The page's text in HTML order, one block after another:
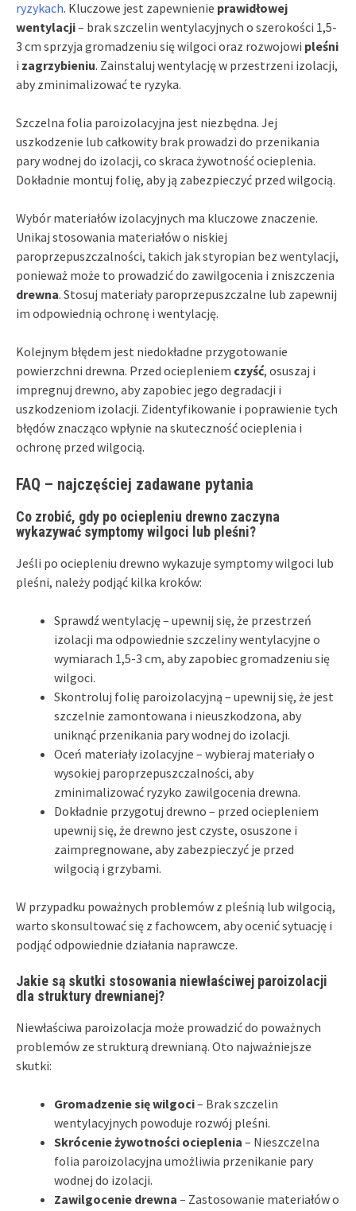
ryzykach. Kluczowe jest zapewnienie prawidłowej
wentylacji– brak szczelin wentylacyjnych o szerokości 1,5-
3 cm sprzyja gromadzeniu się wilgoci oraz rozwojowi pleśni
i zagrzybieniu. Zainstaluj wentylację w przestrzeni izolacji,
aby zminimalizować te ryzyka.
Szczelna folia paroizolacyjna jest niezbędna. Jej
uszkodzenie lub całkowity brak prowadzi do przenikania
pary wodnej do izolacji, co skraca żywotność ocieplenia.
Dokładnie montuj folię, aby ją zabezpieczyć przed wilgocią.
Wybór materiałów izolacyjnych ma kluczowe znaczenie.
Unikaj stosowania materiałów o niskiej
paroprzepuszczalności, takich jak styropian bez wentylacji,
ponieważ może to prowadzić do zawilgocenia i zniszczenia
drewna. Stosuj materiały paroprzepuszczalne lub zapewnij
im odpowiednią ochronę i wentylację.
Kolejnym błędem jest niedokładne przygotowanie
powierzchni drewna. Przed ociepleniem czyść, osuszaj i
impregnuj drewno, aby zapobiec jego degradacji i
uszkodzeniom izolacji. Zidentyfikowanie i poprawienie tych
błędów znacząco wpłynie na skuteczność ocieplenia i
ochronę przed wilgocią.
FAQ – najczęściej zadawane pytania
Co zrobić, gdy po ociepleniu drewno zaczyna
wykazywać symptomy wilgoci lub pleśni?
Jeśli po ociepleniu drewno wykazuje symptomy wilgoci lub
pleśni, należy podjąć kilka kroków:
Sprawdź wentylację – upewnij się, że przestrzeń
izolacji ma odpowiednie szczeliny wentylacyjne o
wymiarach 1,5-3 cm, aby zapobiec gromadzeniu się
wilgoci.
Skontroluj folię paroizolacyjną – upewnij się, że jest
szczelnie zamontowana i nieuszkodzona, aby
uniknąć przenikania pary wodnej do izolacji.
Oceń materiały izolacyjne – wybieraj materiały o
wysokiej paroprzepuszczalności, aby
zminimalizować ryzyko zawilgocenia drewna.
Dokładnie przygotuj drewno – przed ociepleniem
upewnij się, że drewno jest czyste, osuszone i
zaimpregnowane, aby zabezpieczyć je przed
wilgocią i grzybami.
W przypadku poważnych problemów z pleśnią lub wilgocią,
warto skonsultować się z fachowcem, aby ocenić sytuację i
podjąć odpowiednie działania naprawcze.
Jakie są skutki stosowania niewłaściwej paroizolacji
dla struktury drewnianej?
Niewłaściwa paroizolacja może prowadzić do poważnych
problemów ze strukturą drewnianą. Oto najważniejsze
skutki:
Gromadzenie się wilgoci– Brak szczelin
wentylacyjnych powoduje rozwój pleśni.
Skrócenie żywotności ocieplenia – Nieszczelna
folia paroizolacyjna umożliwia przenikanie pary
wodnej do izolacji.
Zawilgocenie drewna – Zastosowanie materiałów o